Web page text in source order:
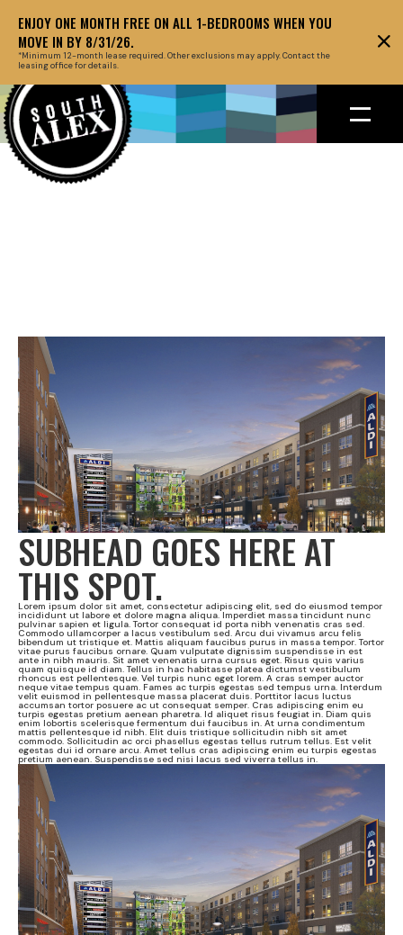
ENJOY ONE MONTH FREE ON ALL 1-BEDROOMS WHEN YOU
MOVE IN BY 8/31/26.
*Minimum 12-month lease required. Other exclusions may apply. Contact the
leasing office for details.
Back to floor plans
March 27, 2019
HEADLINE ABOUT
THE EVENT GOES
SUBHEAD GOES HERE AT
THIS SPOT.
Lorem ipsum dolor sit amet, consectetur adipiscing elit, sed do eiusmod tempor
incididunt ut labore et dolore magna aliqua. Imperdiet massa tincidunt nunc
pulvinar sapien et ligula. Tortor consequat id porta nibh venenatis cras sed.
Commodo ullamcorper a lacus vestibulum sed. Arcu dui vivamus arcu felis
bibendum ut tristique et. Mattis aliquam faucibus purus in massa tempor. Tortor
vitae purus faucibus ornare. Quam vulputate dignissim suspendisse in est
ante in nibh mauris. Sit amet venenatis urna cursus eget. Risus quis varius
quam quisque id diam. Tellus in hac habitasse platea dictumst vestibulum
rhoncus est pellentesque. Vel turpis nunc eget lorem. A cras semper auctor
neque vitae tempus quam. Fames ac turpis egestas sed tempus urna. Interdum
velit euismod in pellentesque massa placerat duis. Porttitor lacus luctus
accumsan tortor posuere ac ut consequat semper. Cras adipiscing enim eu
turpis egestas pretium aenean pharetra. Id aliquet risus feugiat in. Diam quis
enim lobortis scelerisque fermentum dui faucibus in. At urna condimentum
mattis pellentesque id nibh. Elit duis tristique sollicitudin nibh sit amet
commodo. Sollicitudin ac orci phasellus egestas tellus rutrum tellus. Est velit
egestas dui id ornare arcu. Amet tellus cras adipiscing enim eu turpis egestas
pretium aenean. Suspendisse sed nisi lacus sed viverra tellus in.